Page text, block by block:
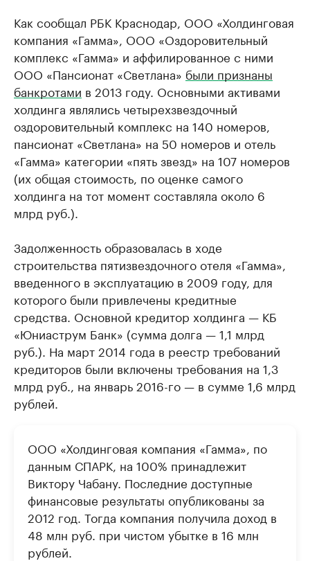
Как сообщал РБК Краснодар, ООО «Холдинговая
компания «Гамма», ООО «Оздоровительный
комплекс «Гамма» и аффилированное с ними
ООО «Пансионат «Светлана» были признаны
банкротами в 2013 году. Основными активами
холдинга являлись четырехзвездочный
оздоровительный комплекс на 140 номеров,
пансионат «Светлана» на 50 номеров и отель
«Гамма» категории «пять звезд» на 107 номеров
(их общая стоимость, по оценке самого
холдинга на тот момент составляла около 6
млрд руб.).
Задолженность образовалась в ходе
строительства пятизвездочного отеля «Гамма»,
введенного в эксплуатацию в 2009 году, для
которого были привлечены кредитные
средства. Основной кредитор холдинга — КБ
«Юниаструм Банк» (сумма долга — 1,1 млрд
руб.). На март 2014 года в реестр требований
кредиторов были включены требования на 1,3
млрд руб., на январь 2016-го — в сумме 1,6 млрд
рублей.
ООО «Холдинговая компания «Гамма», по
данным СПАРК, на 100% принадлежит
Виктору Чабану. Последние доступные
финансовые результаты опубликованы за
2012 год. Тогда компания получила доход в
48 млн руб. при чистом убытке в 16 млн
рублей.